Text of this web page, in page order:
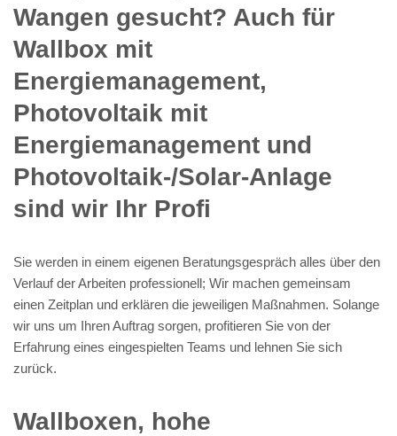
Wangen gesucht? Auch für
Wallbox mit
Energiemanagement,
Photovoltaik mit
Energiemanagement und
Photovoltaik-/Solar-Anlage
sind wir Ihr Profi
Sie werden in einem eigenen Beratungsgespräch alles über den
Verlauf der Arbeiten professionell; Wir machen gemeinsam
einen Zeitplan und erklären die jeweiligen Maßnahmen. Solange
wir uns um Ihren Auftrag sorgen, profitieren Sie von der
Erfahrung eines eingespielten Teams und lehnen Sie sich
zurück.
Wallboxen, hohe